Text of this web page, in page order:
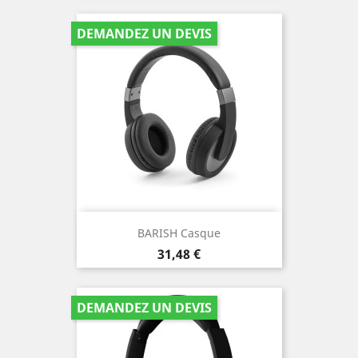
BARISH Casque
Prix
31,48 €
DEMANDEZ UN DEVIS
DEMANDEZ UN DEVIS